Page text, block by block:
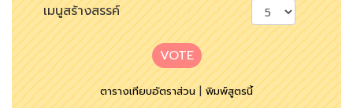
เมนูสร้างสรรค์
VOTE
ตารางเทียบอัตราส่วน|พิมพ์สูตรนี้